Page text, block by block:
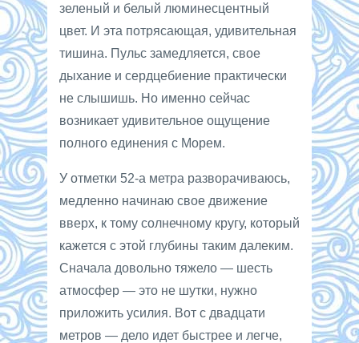
зеленый и белый люминесцентный
цвет. И эта потрясающая, удивительная
тишина. Пульс замедляется, свое
дыхание и сердцебиение практически
не слышишь. Но именно сейчас
возникает удивительное ощущение
полного единения с Морем.
У отметки 52-а метра разворачиваюсь,
медленно начинаю свое движение
вверх, к тому солнечному кругу, который
кажется с этой глубины таким далеким.
Сначала довольно тяжело — шесть
атмосфер — это не шутки, нужно
приложить усилия. Вот с двадцати
метров — дело идет быстрее и легче,